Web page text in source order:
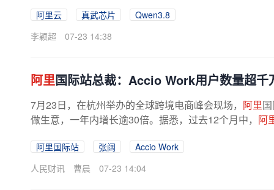
阿里云 真武芯片
Qwen3.8
李颖超
07-23 14:38
阿里国际站总裁：Accio Work用户数量超千
7月23日，在杭州举办的全球跨境电商峰会现场， 阿里
做生意，一年内增长逾30倍。据悉，过去12个月中， 阿
阿里国际站 张阔
Accio Work
人民财讯
曹晨 07-23 14:04